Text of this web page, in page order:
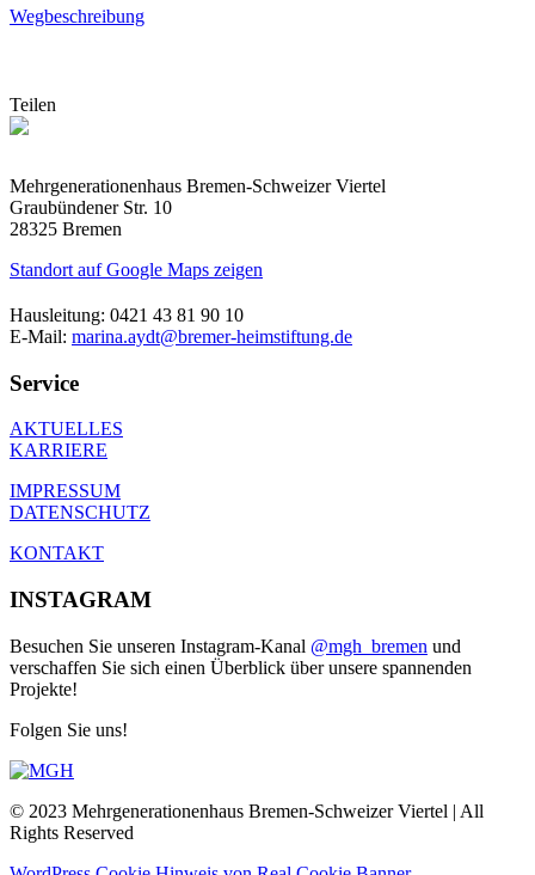
Wegbeschreibung
Teilen
Mehrgenerationenhaus Bremen-Schweizer Viertel
Graubündener Str. 10
28325 Bremen
Standort auf Google Maps zeigen
Hausleitung: 0421 43 81 90 10
E-Mail: marina.aydt@bremer-heimstiftung.de
Service
AKTUELLES
KARRIERE
IMPRESSUM
DATENSCHUTZ
KONTAKT
INSTAGRAM
Besuchen Sie unseren Instagram-Kanal @mgh_bremen und
verschaffen Sie sich einen Überblick über unsere spannenden
Projekte!
Folgen Sie uns!
© 2023 Mehrgenerationenhaus Bremen-Schweizer Viertel | All
Rights Reserved